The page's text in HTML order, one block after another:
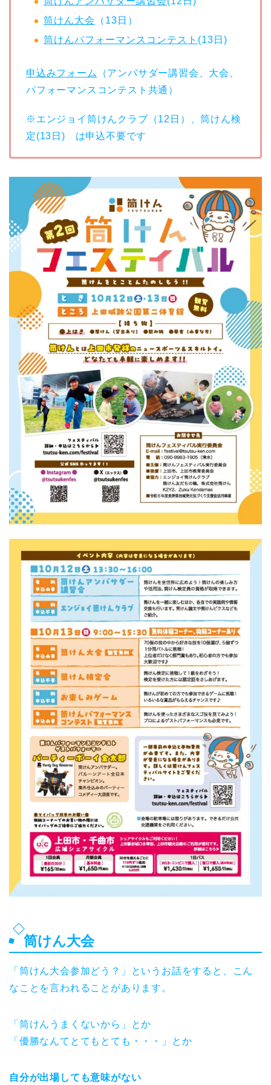
筒けん大会
（13日）
筒けんパフォーマンスコンテスト (13日)
申込みフォーム （アンバサダー講習会、大会、
パフォーマンスコンテスト共通）
※エンジョイ筒けんクラブ（12日）、筒けん検
定(13日) は申込不要です
筒けん大会
「筒けん大会参加どう？」というお話をすると、こん
なことを言われることがあります。
「筒けんうまくないから」とか
「優勝なんてとてもとても・・・」とか
自分が出場しても意味がない